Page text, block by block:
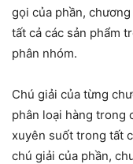
gọi của phần,
tất cả các sản phẩm
phân nhóm.
Chú giải của từng
phân loại hàng trong
xuyên suốt trong tất
chú giải của phần,